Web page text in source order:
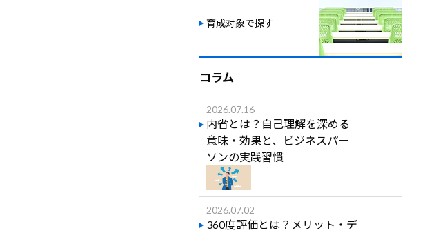
育成対象で探す
コラム
2026.07.16
内省とは？自己理解を深める
意味・効果と、ビジネスパー
ソンの実践習慣
2026.07.02
360度評価とは？メリット・デ